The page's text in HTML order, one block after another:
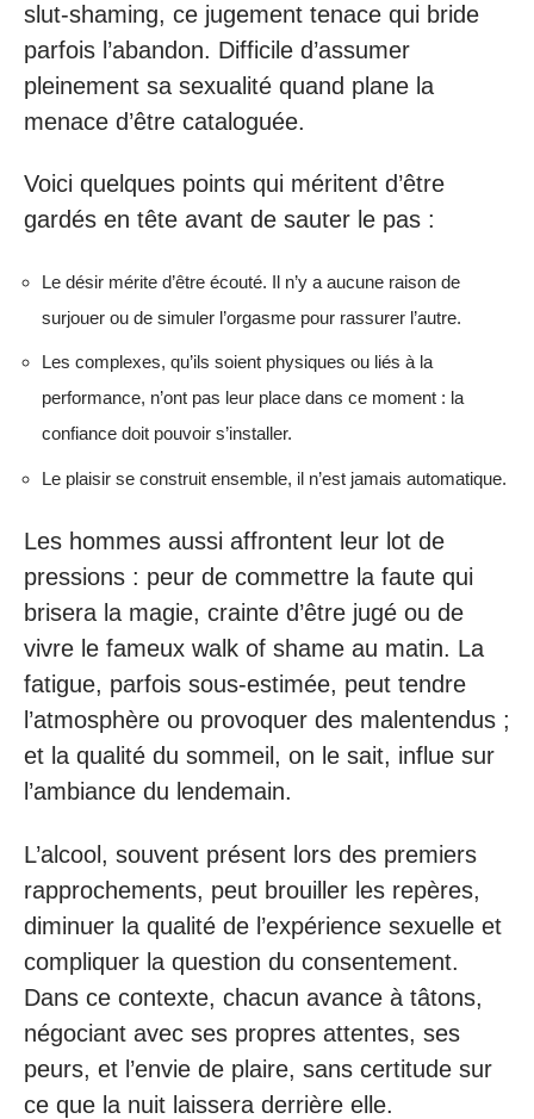
slut-shaming, ce jugement tenace qui bride
parfois l’abandon. Difficile d’assumer
pleinement sa sexualité quand plane la
menace d’être cataloguée.
Voici quelques points qui méritent d’être
gardés en tête avant de sauter le pas :
Le désir mérite d’être écouté. Il n’y a aucune raison de
surjouer ou de simuler l’orgasme pour rassurer l’autre.
Les complexes, qu’ils soient physiques ou liés à la
performance, n’ont pas leur place dans ce moment : la
confiance doit pouvoir s’installer.
Le plaisir se construit ensemble, il n’est jamais automatique.
Les hommes aussi affrontent leur lot de
pressions : peur de commettre la faute qui
brisera la magie, crainte d’être jugé ou de
vivre le fameux walk of shame au matin. La
fatigue, parfois sous-estimée, peut tendre
l’atmosphère ou provoquer des malentendus ;
et la qualité du sommeil, on le sait, influe sur
l’ambiance du lendemain.
L’alcool, souvent présent lors des premiers
rapprochements, peut brouiller les repères,
diminuer la qualité de l’expérience sexuelle et
compliquer la question du consentement.
Dans ce contexte, chacun avance à tâtons,
négociant avec ses propres attentes, ses
peurs, et l’envie de plaire, sans certitude sur
ce que la nuit laissera derrière elle.